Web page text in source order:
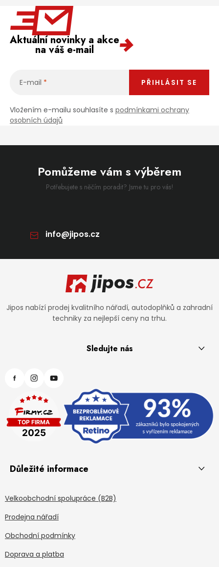
Aktuální novinky a akce
na váš e-mail
E-mail
Vložením e-mailu souhlasíte s podmínkami ochrany
osobních údajů
PŘIHLÁSIT SE
Pomůžeme vám s výběrem
Potřebujete s něčím poradit? Jsme tu pro vás!
info@jipos.cz
Zápatí
Jipos nabízí prodej kvalitního nářadí, autodoplňků a zahradní
techniky za nejlepší ceny na trhu.
Sledujte nás
Důležité informace
Velkoobchodní spolupráce (B2B)
Prodejna nářadí
Obchodní podmínky
Doprava a platba